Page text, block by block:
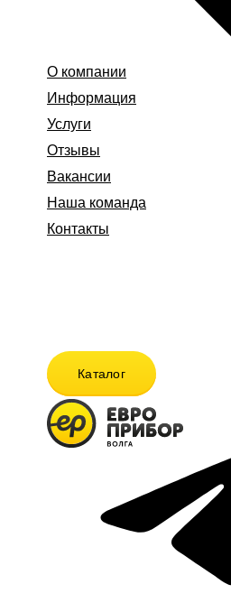
О компании
Информация
Услуги
Отзывы
Вакансии
Наша команда
Контакты
Каталог